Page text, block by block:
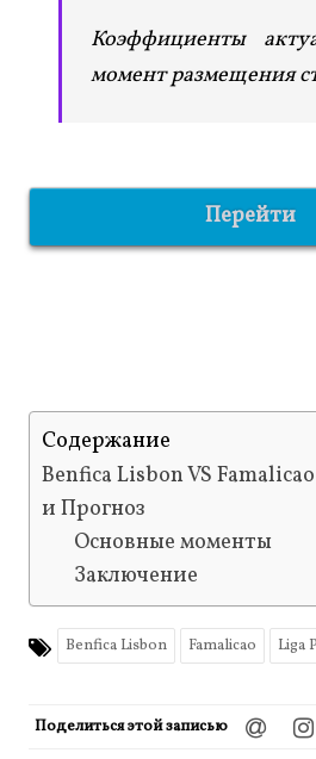
Коэффициенты
момент размещения
Перейти
Содержание
Benfica Lisbon VS
и Прогноз
Основные моменты
Заключение
Benfica Lisbon Famalicao Liga
Поделиться этой записью